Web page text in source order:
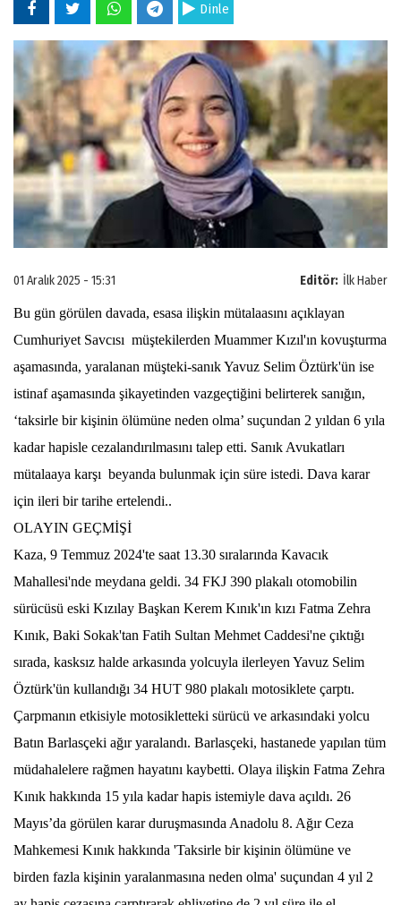
Dinle
Editör: İlk Haber
01 Aralık 2025 - 15:31
Bu gün görülen davada, esasa ilişkin mütalaasını açıklayan
Cumhuriyet Savcısı müştekilerden Muammer Kızıl'ın kovuşturma
aşamasında, yaralanan müşteki-sanık Yavuz Selim Öztürk'ün ise
istinaf aşamasında şikayetinden vazgeçtiğini belirterek sanığın,
‘taksirle bir kişinin ölümüne neden olma’ suçundan 2 yıldan 6 yıla
kadar hapisle cezalandırılmasını talep etti. Sanık Avukatları
mütalaaya karşı beyanda bulunmak için süre istedi. Dava karar
için ileri bir tarihe ertelendi..
OLAYIN GEÇMİŞİ
Kaza, 9 Temmuz 2024'te saat 13.30 sıralarında Kavacık
Mahallesi'nde meydana geldi. 34 FKJ 390 plakalı otomobilin
sürücüsü eski Kızılay Başkan Kerem Kınık'ın kızı Fatma Zehra
Kınık, Baki Sokak'tan Fatih Sultan Mehmet Caddesi'ne çıktığı
sırada, kasksız halde arkasında yolcuyla ilerleyen Yavuz Selim
Öztürk'ün kullandığı 34 HUT 980 plakalı motosiklete çarptı.
Çarpmanın etkisiyle motosikletteki sürücü ve arkasındaki yolcu
Batın Barlasçeki ağır yaralandı. Barlasçeki, hastanede yapılan tüm
müdahalelere rağmen hayatını kaybetti. Olaya ilişkin Fatma Zehra
Kınık hakkında 15 yıla kadar hapis istemiyle dava açıldı. 26
Mayıs’da görülen karar duruşmasında Anadolu 8. Ağır Ceza
Mahkemesi Kınık hakkında 'Taksirle bir kişinin ölümüne ve
birden fazla kişinin yaralanmasına neden olma' suçundan 4 yıl 2